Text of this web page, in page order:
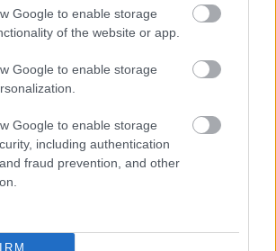
Google to enable storage
of the website or app.
Google to enable storage
Google to enable storage
including authentication
fraud prevention, and other
hiányzás, Pócs János fizetéslevonást
még kevesebbet vittek haza
nagyon nem akarták a JÉGER
lépcső és remek
mutatja, hogy Szolnok mennyire
a benzin és a gázolaj ára is